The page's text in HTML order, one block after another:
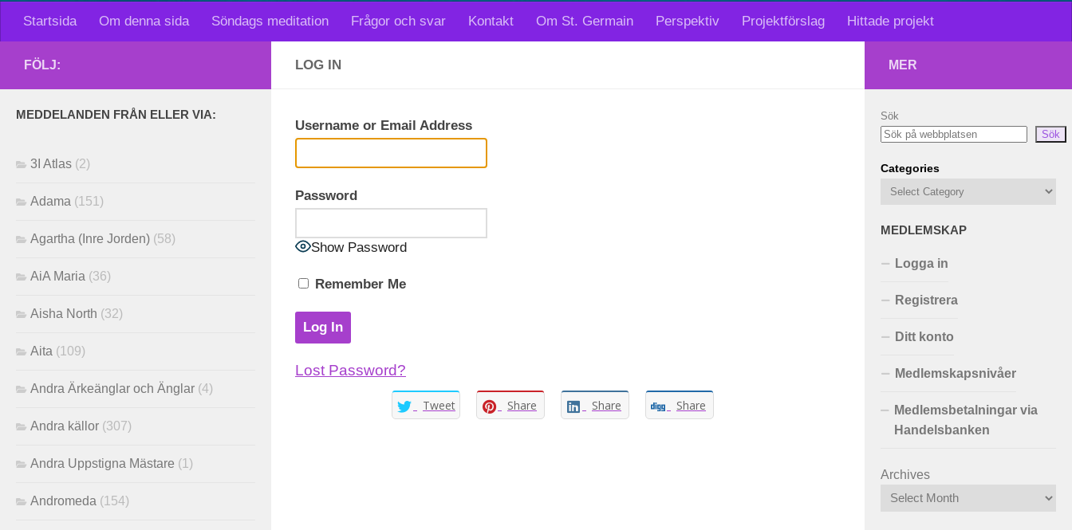
Startsida Om denna sida Söndags meditation Frågor och svar Kontakt Om St. Germain Perspektiv Projektförslag Hittade projekt
LOG IN
Username or Email Address
Password
Show Password
Remember Me
Lost Password?
Tweet Share Share Share
FÖLJ:
MEDDELANDEN FRÅN ELLER VIA:
3I Atlas (2)
Adama (151)
Agartha (Inre Jorden) (58)
AiA Maria (36)
Aisha North (32)
Aita (109)
Andra Ärkeänglar och Änglar (4)
Andra källor (307)
Andra Uppstigna Mästare (1)
Andromeda (154)
MER
Sök
Sök
Categories
MEDLEMSKAP
Logga in
Registrera
Ditt konto
Medlemskapsnivåer
Medlemsbetalningar via
Handelsbanken
Archives